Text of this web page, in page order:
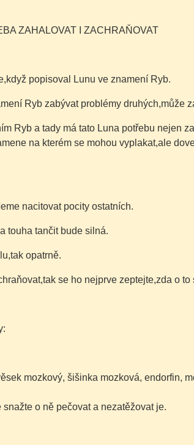
ZAHALOVAT I ZACHRAŇOVAT
popisoval Lunu ve znamení Ryb.
Ryb zabývat problémy druhých,může
Ryb a tady má tato Luna potřebu nejen
na kterém se mohou vyplakat,ale
nacitovat pocity ostatních.
touha tančit bude silná.
opatrně.
se ho nejprve zeptejte,zda o to
mozkový, šišinka mozková, endorfin,
o ně pečovat a nezatěžovat je.